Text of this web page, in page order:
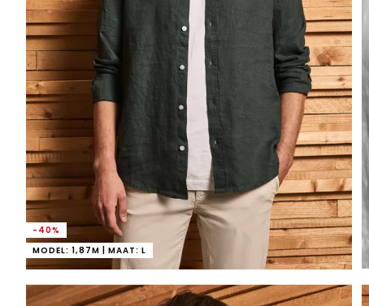
-40%
MODEL: 1,87M | MAAT: L